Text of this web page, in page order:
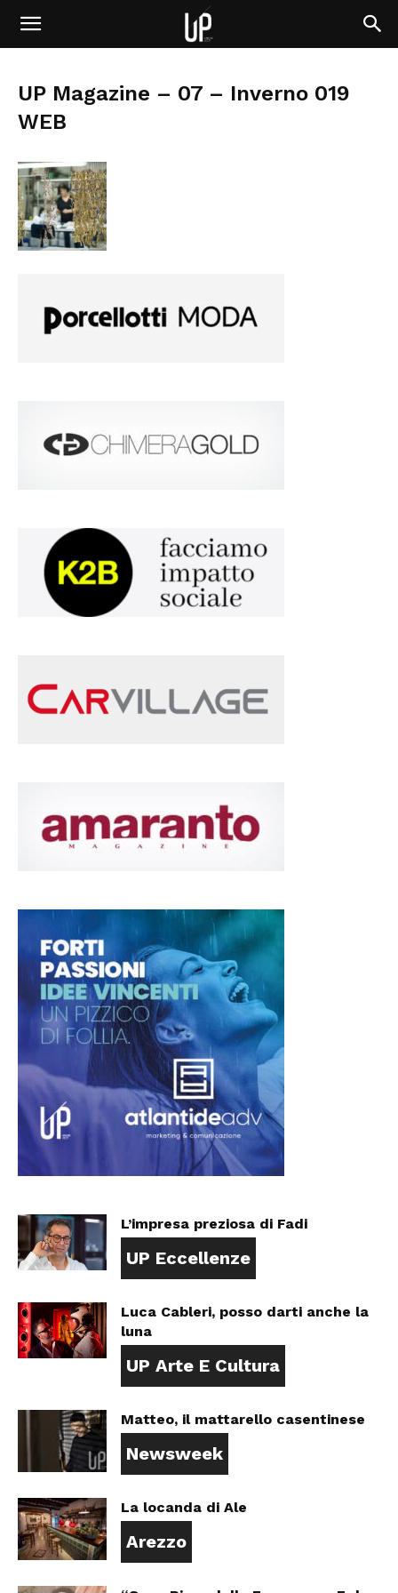
UP Magazine – 07 – Inverno 019
WEB
L’impresa preziosa di Fadi
UP Eccellenze
Luca Cableri, posso darti anche la
luna
UP Arte E Cultura
Matteo, il mattarello casentinese
Newsweek
La locanda di Ale
Arezzo